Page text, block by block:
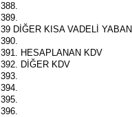
388.
389.
39 DİĞER KISA VADELİ
390.
391. HESAPLANAN KDV
392. DİĞER KDV
393.
394.
395.
396.